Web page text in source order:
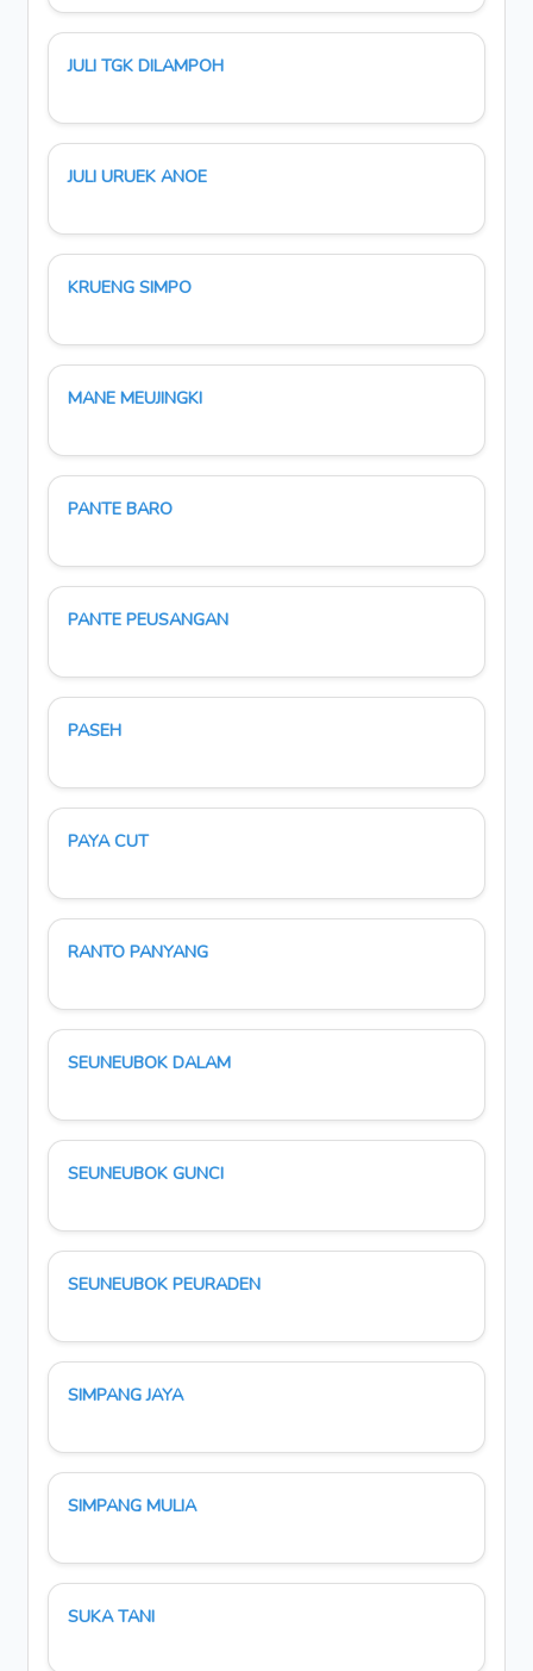
JULI TGK DILAMPOH
JULI URUEK ANOE
KRUENG SIMPO
MANE MEUJINGKI
PANTE BARO
PANTE PEUSANGAN
PASEH
PAYA CUT
RANTO PANYANG
SEUNEUBOK DALAM
SEUNEUBOK GUNCI
SEUNEUBOK PEURADEN
SIMPANG JAYA
SIMPANG MULIA
SUKA TANI